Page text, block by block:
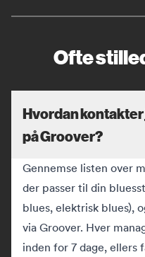
Ofte
Hvordan
på Groover?
Gennemse listen over
der passer til din
blues, elektrisk blues),
via Groover. Hver
inden for 7 dage, ellers